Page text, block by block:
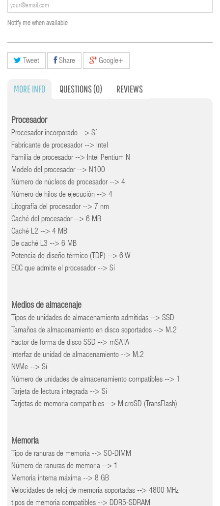
Notify me when available
Tweet Share Google+
MORE INFO QUESTIONS(0) REVIEWS
Procesador
Procesador incorporado --> Sí
Fabricante de procesador --> Intel
Familia de procesador --> Intel Pentium N
Modelo del procesador --> N100
Número de núcleos de procesador --> 4
Número de hilos de ejecución --> 4
Litografía del procesador --> 7 nm
Caché del procesador --> 6 MB
Caché L2 --> 4 MB
De caché L3 --> 6 MB
Potencia de diseño térmico (TDP) --> 6 W
ECC que admite el procesador --> Sí
Medios de almacenaje
Tipos de unidades de almacenamiento admitidas --> SSD
Tamaños de almacenamiento en disco soportados --> M.2
Factor de forma de disco SSD --> mSATA
Interfaz de unidad de almacenamiento --> M.2
NVMe --> Sí
Número de unidades de almacenamiento compatibles --> 1
Tarjeta de lectura integrada --> Sí
Tarjetas de memoria compatibles --> MicroSD (TransFlash)
Memoria
Tipo de ranuras de memoria --> SO-DIMM
Número de ranuras de memoria --> 1
Memoria interna máxima --> 8 GB
Velocidades de reloj de memoria soportadas --> 4800 MHz
tipos de memoria compatibles --> DDR5-SDRAM